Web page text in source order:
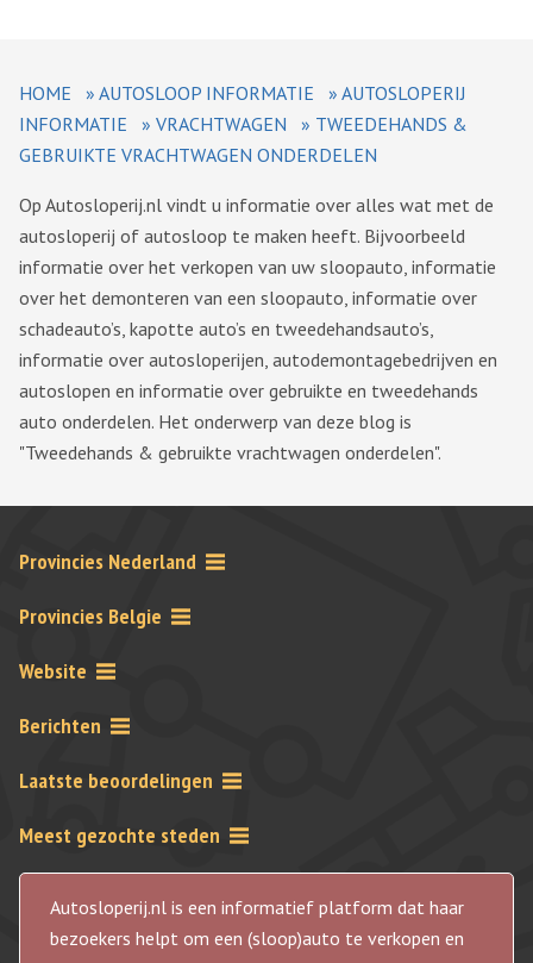
HOME » AUTOSLOOP INFORMATIE » AUTOSLOPERIJ
INFORMATIE
» VRACHTWAGEN » TWEEDEHANDS &
GEBRUIKTE VRACHTWAGEN ONDERDELEN
Op Autosloperij.nl vindt u informatie over alles wat met de
autosloperij of autosloop te maken heeft. Bijvoorbeeld
informatie over het verkopen van uw sloopauto, informatie
over het demonteren van een sloopauto, informatie over
schadeauto’s, kapotte auto’s en tweedehandsauto’s,
informatie over autosloperijen, autodemontagebedrijven en
autoslopen en informatie over gebruikte en tweedehands
auto onderdelen. Het onderwerp van deze blog is
"Tweedehands & gebruikte vrachtwagen onderdelen".
Provincies Nederland
Provincies Belgie
Website
Berichten
Laatste beoordelingen
Meest gezochte steden
Autosloperij.nl is een informatief platform dat haar
bezoekers helpt om een (sloop)auto te verkopen en